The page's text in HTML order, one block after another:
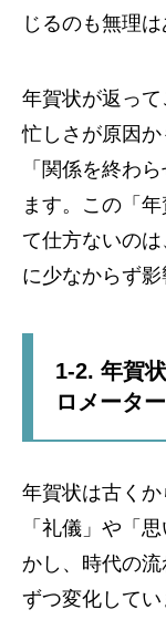
じるのも無理は
年賀状が返っ
忙しさが原因
「関係を終わ
ます。この「
て仕方ないの
に少なからず影
1-2. 年賀
ロメータ
年賀状は古くか
「礼儀」や「
かし、時代の
ずつ変化して